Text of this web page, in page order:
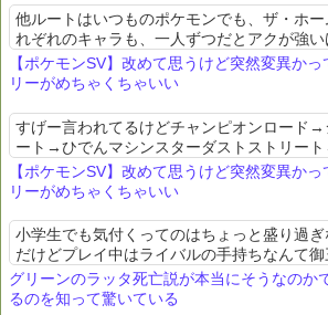
他ルートはいつものポケモンでも、ザ・ホ
れぞれのキャラも、一人ずつだとアクが強
感じに中和されてるのも良かった
【ポケモンSV】改めて思うけど突然変異か
リーがめちゃくちゃいい
すげー言われてるけどチャンピオンロード
ート→ひでんマシンスターダストストリート
ケモン要素を新しい形かつストーリーにう
素晴らしい
【ポケモンSV】改めて思うけど突然変異か
リーがめちゃくちゃいい
小学生でも気付くってのはちょっと盛り過
だけどプレイ中はライバルの手持ちなんて御
なかったぞ
グリーンのラッタ死亡説が本当にそうなのか
るのを知って驚いている